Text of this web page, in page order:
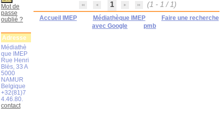
1 (1 - 1 / 1)
Accueil IMEP Médiathèque IMEP
Faire une recherche
avec Google
pmb
Mot de
passe
oublié ?
Adresse
Médiathè
que IMEP
Rue Henri
Blès, 33 A
5000
NAMUR
Belgique
+32(81)7
4.46.80.
contact